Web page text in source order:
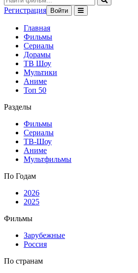
Регистрация Войти
Главная
Фильмы
Сериалы
Дорамы
ТВ Шоу
Мультики
Аниме
Топ 50
Разделы
Фильмы
Сериалы
ТВ-Шоу
Аниме
Мультфильмы
По Годам
2026
2025
Фильмы
Зарубежные
Россия
По странам